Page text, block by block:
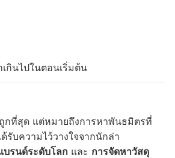
กินไปในตอนเริ่มต้น
กที่สุด แต่หมายถึงการหาพันธมิตรที่
บความไว้วางใจจากนักล่า
รนด์ระดับโลก และ การจัดหาวัสดุ